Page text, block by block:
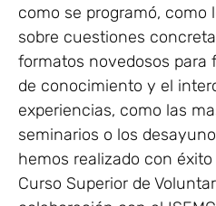
como se programó, como
sobre cuestiones
formatos novedosos para
de conocimiento y el
experiencias, como las
seminarios o los
hemos realizado con
Curso Superior de